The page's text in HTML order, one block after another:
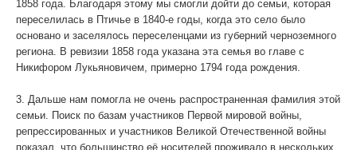
1858 года. Благодаря этому мы смогли дойти до семьи, которая
переселилась в Птичье в 1840-е годы, когда это село было
основано и заселялось переселенцами из губерний черноземного
региона. В ревизии 1858 года указана эта семья во главе с
Никифором Лукьяновичем, примерно 1794 года рождения.
3. Дальше нам помогла не очень распространенная фамилия этой
семьи. Поиск по базам участников Первой мировой войны,
репрессированных и участников Великой Отечественной войны
показал, что большинство её носителей проживало в нескольких